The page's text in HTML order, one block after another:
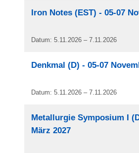
Iron Notes (EST) - 05-07
Datum: 5.11.2026 – 7.11.2026
Denkmal (D) - 05-07
Datum: 5.11.2026 – 7.11.2026
Metallurgie Symposium I
März 2027